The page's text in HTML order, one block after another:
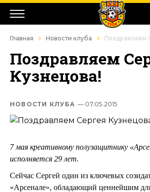
Главная Новости клуба Поздравляем
Поздравляем
Кузнецова!
НОВОСТИ КЛУБА — 07.05.2015
7 мая креативному полузащитнику
исполняется 29 лет.
Сейчас Сергей один из ключевых
«Арсенале», обладающий ценнейшим